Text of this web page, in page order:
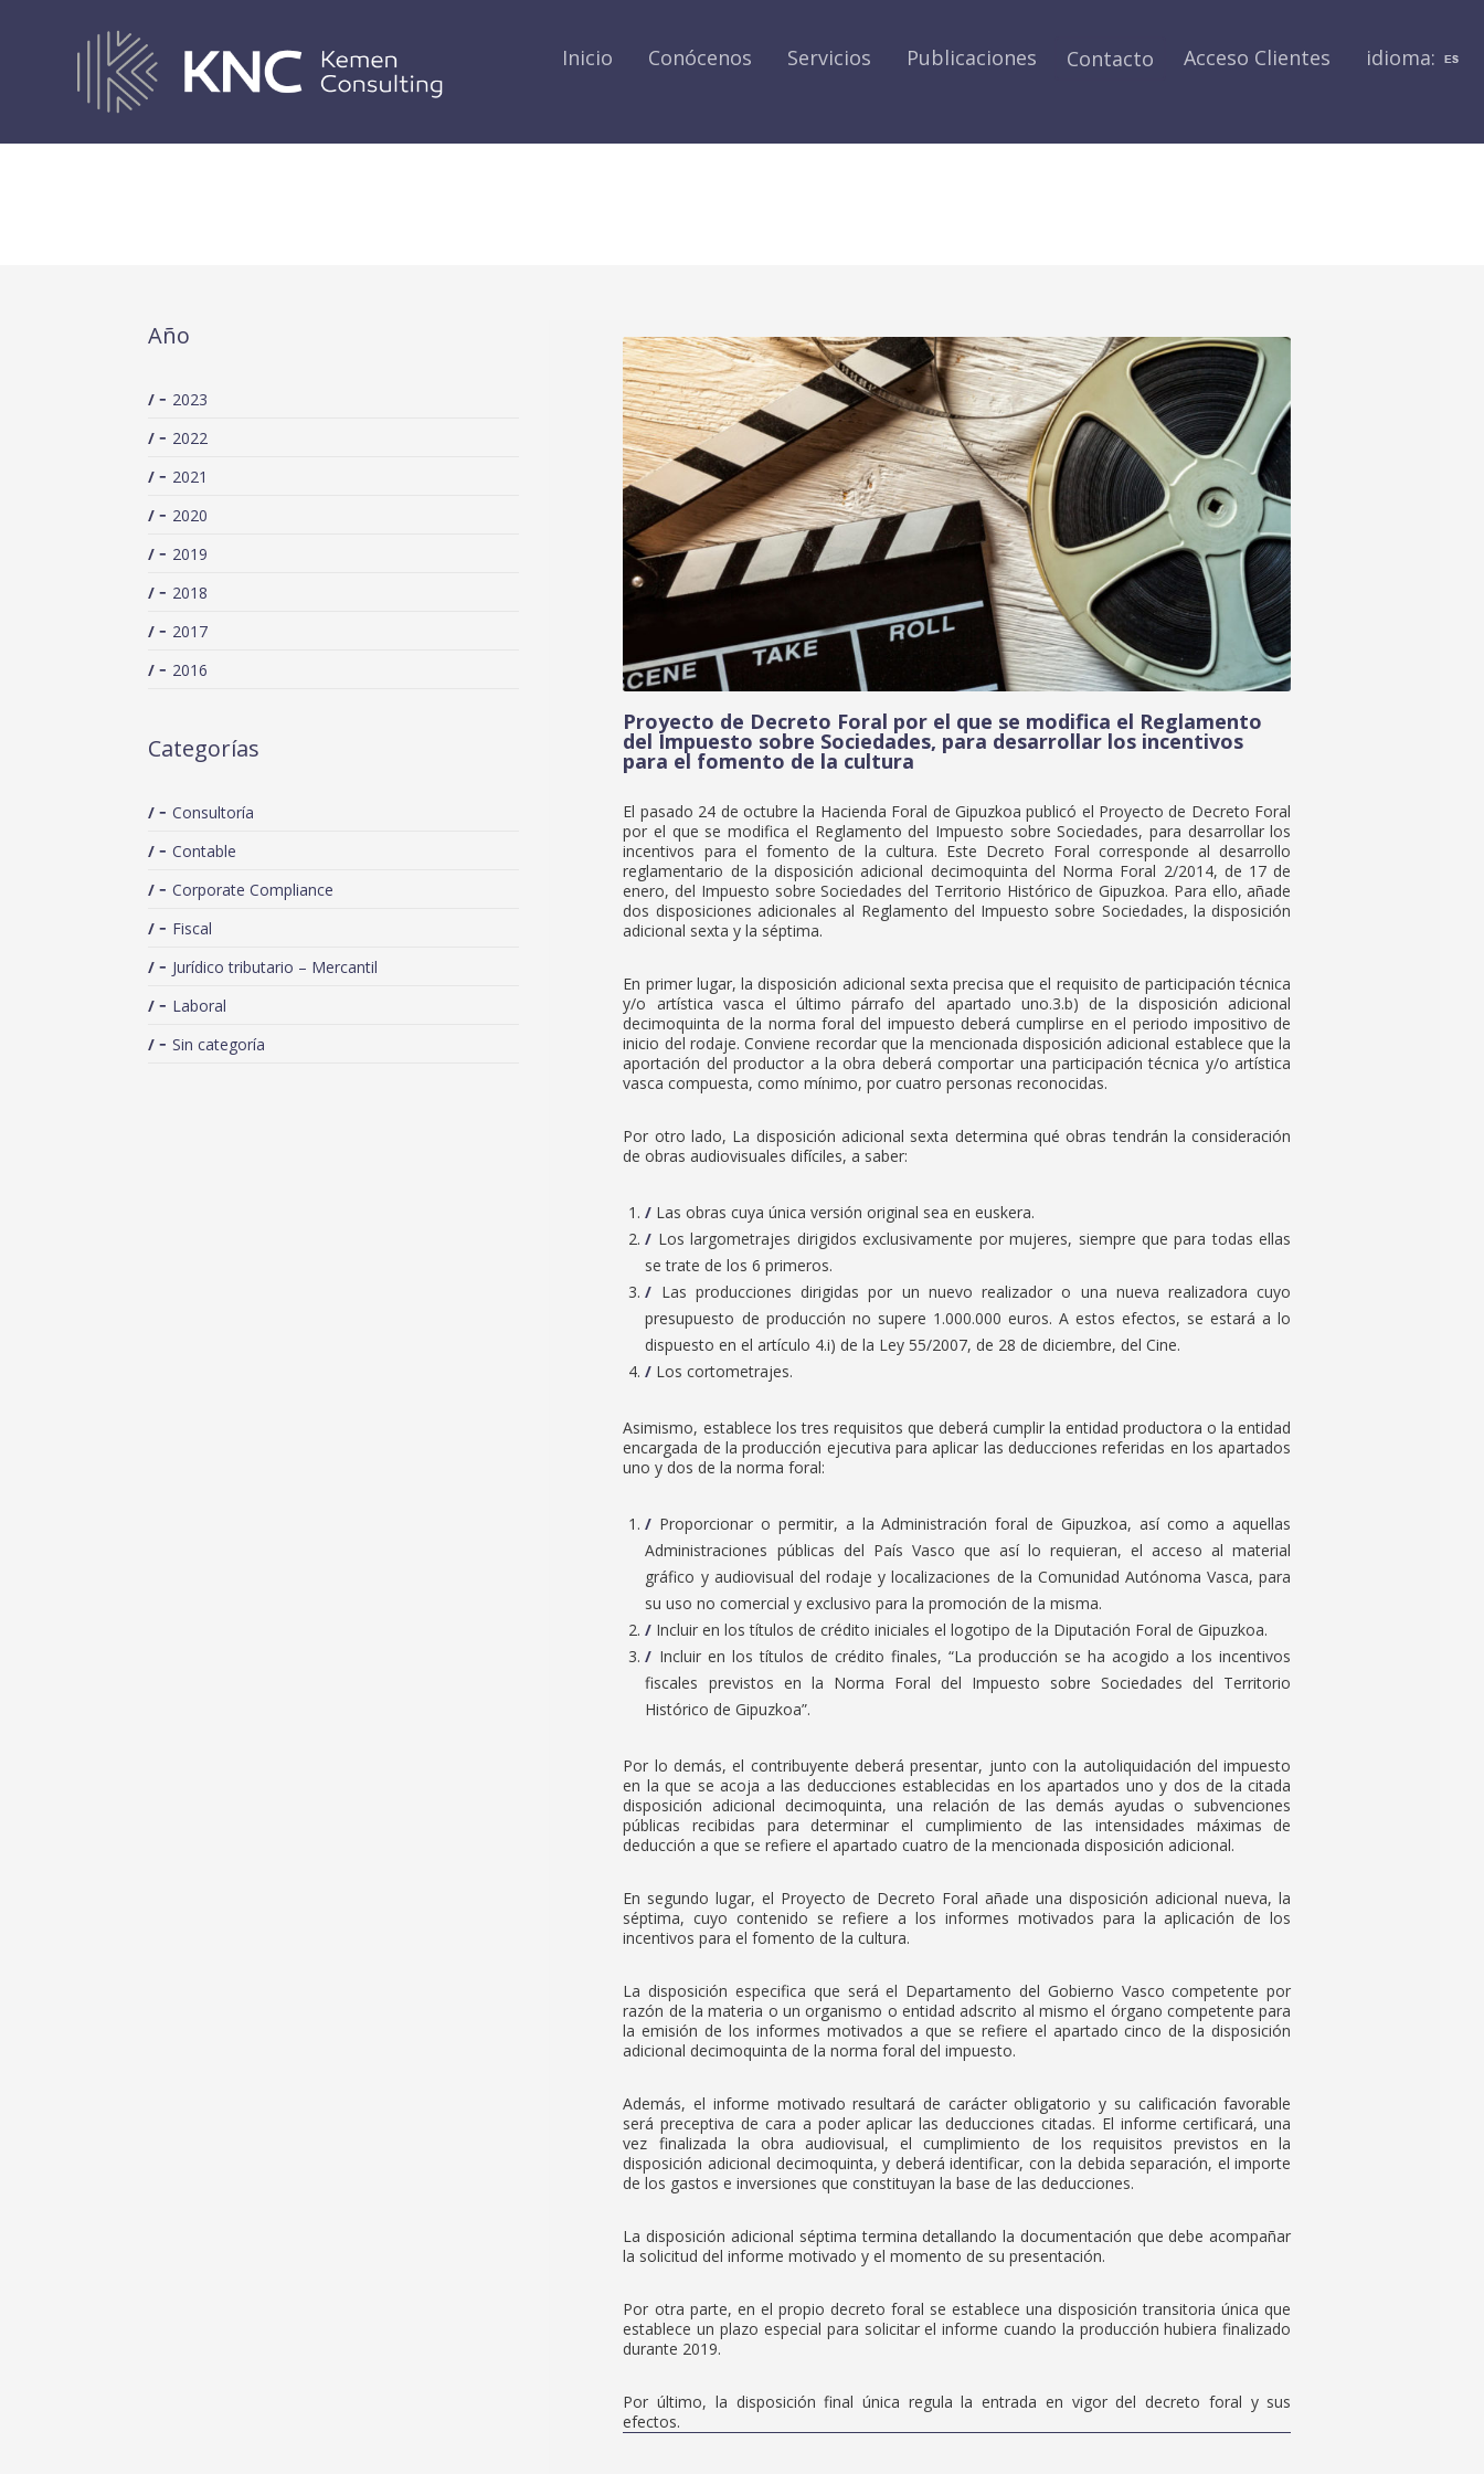
Inicio Conócenos Servicios Publicaciones Contacto Acceso Clientes idioma:
Año
2023
2022
2021
2020
2019
2018
2017
2016
Categorías
Consultoría
Contable
Corporate Compliance
Fiscal
Jurídico tributario – Mercantil
Laboral
Sin categoría
Proyecto de Decreto Foral por el que se modifica el Reglamento
del Impuesto sobre Sociedades, para desarrollar los incentivos
para el fomento de la cultura
El pasado 24 de octubre la Hacienda Foral de Gipuzkoa publicó el Proyecto de Decreto Foral
por el que se modifica el Reglamento del Impuesto sobre Sociedades, para desarrollar los
incentivos para el fomento de la cultura. Este Decreto Foral corresponde al desarrollo
reglamentario de la disposición adicional decimoquinta del Norma Foral 2/2014, de 17 de
enero, del Impuesto sobre Sociedades del Territorio Histórico de Gipuzkoa. Para ello, añade
dos disposiciones adicionales al Reglamento del Impuesto sobre Sociedades, la disposición
adicional sexta y la séptima.
En primer lugar, la disposición adicional sexta precisa que el requisito de participación técnica
y/o artística vasca el último párrafo del apartado uno.3.b) de la disposición adicional
decimoquinta de la norma foral del impuesto deberá cumplirse en el periodo impositivo de
inicio del rodaje. Conviene recordar que la mencionada disposición adicional establece que la
aportación del productor a la obra deberá comportar una participación técnica y/o artística
vasca compuesta, como mínimo, por cuatro personas reconocidas.
Por otro lado, La disposición adicional sexta determina qué obras tendrán la consideración
de obras audiovisuales difíciles, a saber:
Las obras cuya única versión original sea en euskera.
Los largometrajes dirigidos exclusivamente por mujeres, siempre que para todas ellas
se trate de los 6 primeros.
Las producciones dirigidas por un nuevo realizador o una nueva realizadora cuyo
presupuesto de producción no supere 1.000.000 euros. A estos efectos, se estará a lo
dispuesto en el artículo 4.i) de la Ley 55/2007, de 28 de diciembre, del Cine.
Los cortometrajes.
Asimismo, establece los tres requisitos que deberá cumplir la entidad productora o la entidad
encargada de la producción ejecutiva para aplicar las deducciones referidas en los apartados
uno y dos de la norma foral:
Proporcionar o permitir, a la Administración foral de Gipuzkoa, así como a aquellas
Administraciones públicas del País Vasco que así lo requieran, el acceso al material
gráfico y audiovisual del rodaje y localizaciones de la Comunidad Autónoma Vasca, para
su uso no comercial y exclusivo para la promoción de la misma.
Incluir en los títulos de crédito iniciales el logotipo de la Diputación Foral de Gipuzkoa.
Incluir en los títulos de crédito finales, “La producción se ha acogido a los incentivos
fiscales previstos en la Norma Foral del Impuesto sobre Sociedades del Territorio
Histórico de Gipuzkoa”.
Por lo demás, el contribuyente deberá presentar, junto con la autoliquidación del impuesto
en la que se acoja a las deducciones establecidas en los apartados uno y dos de la citada
disposición adicional decimoquinta, una relación de las demás ayudas o subvenciones
públicas recibidas para determinar el cumplimiento de las intensidades máximas de
deducción a que se refiere el apartado cuatro de la mencionada disposición adicional.
En segundo lugar, el Proyecto de Decreto Foral añade una disposición adicional nueva, la
séptima, cuyo contenido se refiere a los informes motivados para la aplicación de los
incentivos para el fomento de la cultura.
La disposición especifica que será el Departamento del Gobierno Vasco competente por
razón de la materia o un organismo o entidad adscrito al mismo el órgano competente para
la emisión de los informes motivados a que se refiere el apartado cinco de la disposición
adicional decimoquinta de la norma foral del impuesto.
Además, el informe motivado resultará de carácter obligatorio y su calificación favorable
será preceptiva de cara a poder aplicar las deducciones citadas. El informe certificará, una
vez finalizada la obra audiovisual, el cumplimiento de los requisitos previstos en la
disposición adicional decimoquinta, y deberá identificar, con la debida separación, el importe
de los gastos e inversiones que constituyan la base de las deducciones.
La disposición adicional séptima termina detallando la documentación que debe acompañar
la solicitud del informe motivado y el momento de su presentación.
Por otra parte, en el propio decreto foral se establece una disposición transitoria única que
establece un plazo especial para solicitar el informe cuando la producción hubiera finalizado
durante 2019.
Por último, la disposición final única regula la entrada en vigor del decreto foral y sus
efectos.